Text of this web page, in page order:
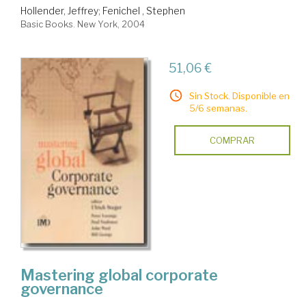
Hollender, Jeffrey; Fenichel , Stephen
Basic Books. New York, 2004
51,06 €
Sin Stock. Disponible en
5/6 semanas.
COMPRAR
Mastering global corporate
governance